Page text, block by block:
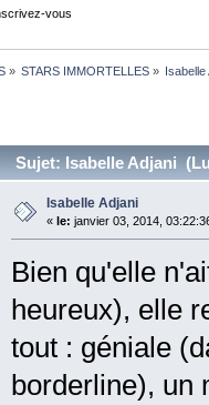
vous
» STARS IMMORTELLES» Isabelle
Sujet: Isabelle Adjani
Isabelle Adjani
« le: janvier 03, 2014,
Bien qu'elle
heureux), elle
tout : géniale
borderline), un